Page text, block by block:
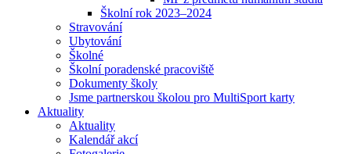
Školní rok 2023–2024
Stravování
Ubytování
Školné
Školní poradenské pracoviště
Dokumenty školy
Jsme partnerskou školou pro MultiSport karty
Aktuality
Aktuality
Kalendář akcí